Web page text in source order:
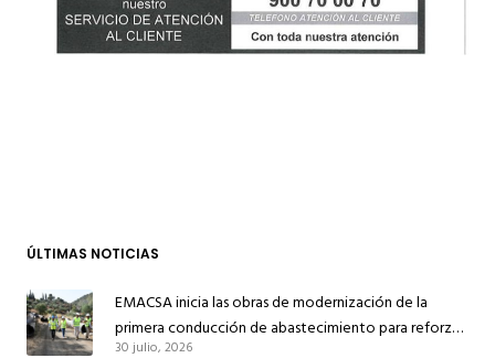
ÚLTIMAS NOTICIAS
EMACSA inicia las obras de modernización de la
primera conducción de abastecimiento para reforzar
30 julio, 2026